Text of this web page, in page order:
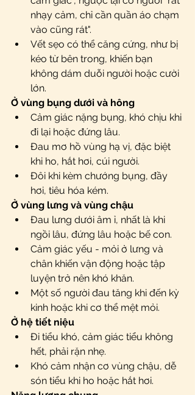
nhạy cảm, chỉ cần quần áo chạm
vào cũng rát".
Vết sẹo có thể căng cứng, như bị
kéo từ bên trong, khiến bạn
không dám duỗi người hoặc cười
lớn.
Ở vùng bụng dưới và hông
Cảm giác nặng bụng, khó chịu khi
đi lại hoặc đứng lâu.
Đau mơ hồ vùng hạ vị, đặc biệt
khi ho, hắt hơi, cúi người.
Đôi khi kèm chướng bụng, đầy
hơi, tiêu hóa kém.
Ở vùng lưng và vùng chậu
Đau lưng dưới âm ỉ, nhất là khi
ngồi lâu, đứng lâu hoặc bế con.
Cảm giác yếu - mỏi ở lưng và
chân khiến vận động hoặc tập
luyện trở nên khó khăn.
Một số người đau tăng khi đến kỳ
kinh hoặc khi cơ thể mệt mỏi.
Ở hệ tiết niệu
Đi tiểu khó, cảm giác tiểu không
hết, phải rặn nhẹ.
Khó cảm nhận cơ vùng chậu, dễ
són tiểu khi ho hoặc hắt hơi.